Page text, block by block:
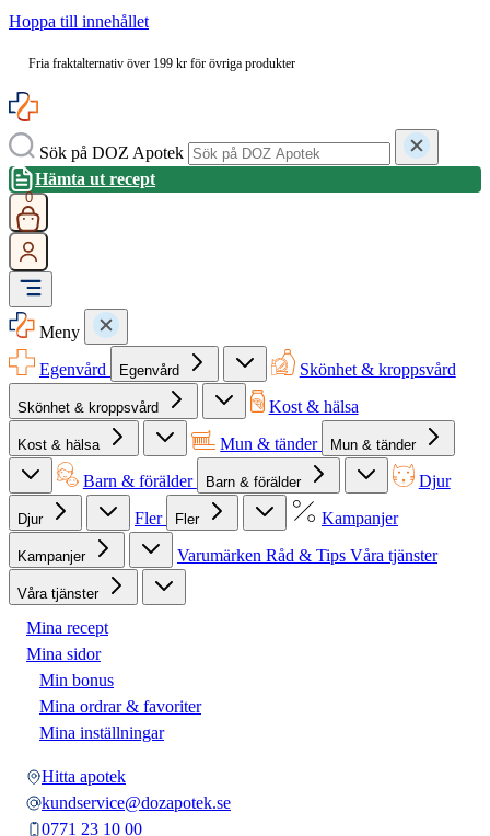
Hoppa till innehållet
Fria fraktalternativ över 199 kr för övriga produkter
Sök på DOZ Apotek
Hämta ut recept
0
Meny
Egenvård
Egenvård Skönhet & kroppsvård
Skönhet & kroppsvård Kost & hälsa
Kost & hälsa Mun & tänder Mun & tänder
Barn & förälder Barn & förälder Djur
Djur Fler Fler Kampanjer
Kampanjer Varumärken Råd & Tips Våra tjänster
Våra tjänster
Mina recept
Mina sidor
Min bonus
Mina ordrar & favoriter
Mina inställningar
Hitta apotek
kundservice@dozapotek.se
0771 23 10 00